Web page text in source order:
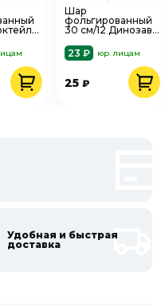
Шар
фольгированный
30 см/12 Динозавр
1393
23 ₽ юр. лицам
25 ₽
Удобная и быстрая
доставка